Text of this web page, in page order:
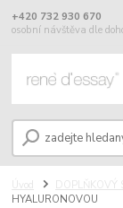
+420 732 930 670
osobní návštěva dle
Úvod DOPLŇKOVÝ
HYALURONOVOU